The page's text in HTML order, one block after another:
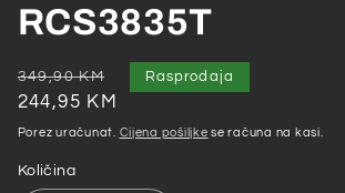
RCS3835T
Redovna
cijena
349,90 KM
Akcijska
cijena
244,95 KM
Rasprodaja
Porez uračunat. Cijena pošiljke se računa na kasi.
Količina